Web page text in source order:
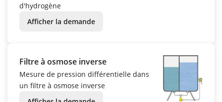
d'hydrogène
Afficher la demande
Filtre à osmose inverse
Mesure de pression différentielle dans
un filtre à osmose inverse